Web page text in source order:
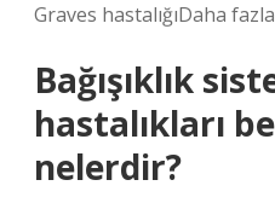
Graves hastalığıDaha
Bağışıklık
hastalıkları
nelerdir?